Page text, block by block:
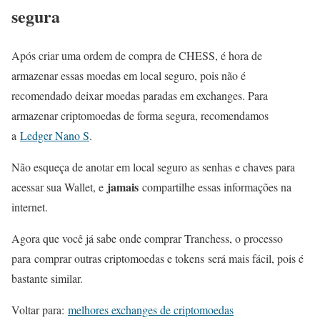
segura
Após criar uma ordem de compra de CHESS, é hora de
armazenar essas moedas em local seguro, pois não é
recomendado deixar moedas paradas em exchanges. Para
armazenar criptomoedas de forma segura, recomendamos
a Ledger Nano S.
Não esqueça de anotar em local seguro as senhas e chaves para
acessar sua Wallet, e jamais compartilhe essas informações na
internet.
Agora que você já sabe onde comprar Tranchess, o processo
para comprar outras criptomoedas e tokens será mais fácil, pois é
bastante similar.
Voltar para: melhores exchanges de criptomoedas